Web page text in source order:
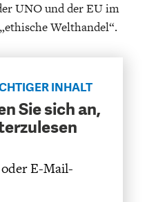
UNO und der EU im
Welthandel“.
INHALT
Sie sich an,
E-Mail-